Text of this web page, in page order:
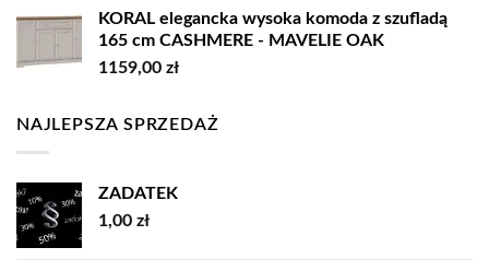
KORAL elegancka wysoka komoda z szufladą
165 cm CASHMERE - MAVELIE OAK
1159,00 zł
NAJLEPSZA SPRZEDAŻ
ZADATEK
1,00 zł